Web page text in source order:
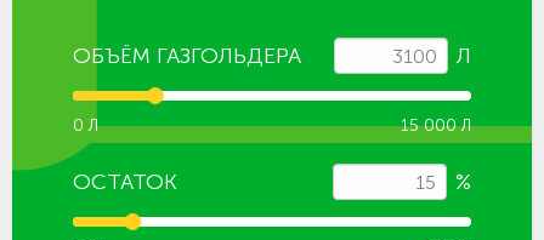
ОБЪЁМ ГАЗГОЛЬДЕРА Л
0 Л 15 000 Л
ОСТАТОК %